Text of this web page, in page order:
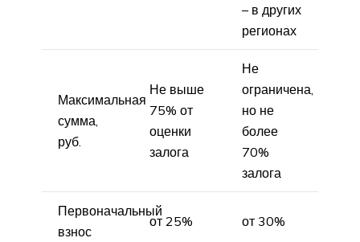
– в других
регионах
Максимальная
сумма,
руб.
Не выше
75% от
оценки
залога
Не
ограничена,
но не
более
70%
залога
Первоначальный
взнос
от 25% от 30%